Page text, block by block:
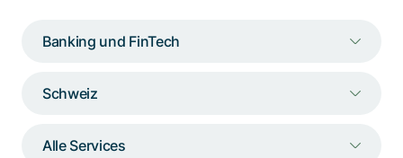
Banking und FinTech
Schweiz
Alle Services